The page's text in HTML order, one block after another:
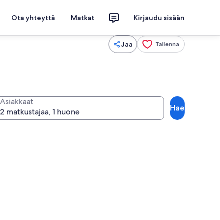
Ota yhteyttä Matkat Kirjaudu sisään
Jaa Tallenna
Asiakkaat
Hae